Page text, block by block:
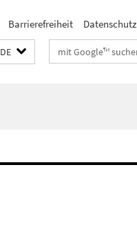
Barrierefreiheit Datenschutz
DE Suchbegriffe